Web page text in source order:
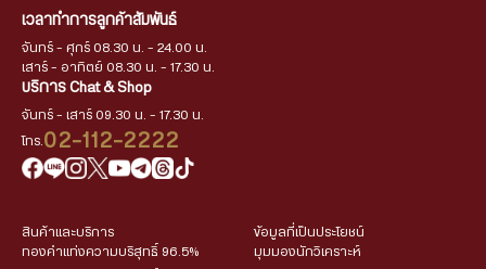
เวลาทำการลูกค้าสัมพันธ์
จันทร์ - ศุกร์ 08.30 น. - 24.00 น.
เสาร์ - อาทิตย์ 08.30 น. - 17.30 น.
บริการ Chat & Shop
จันทร์ - เสาร์ 09.30 น. - 17.30 น.
โทร. 02-112-2222
สินค้าและบริการ
ทองคำแท่งความบริสุทธิ์ 96.5%
ข้อมูลที่เป็นประโยชน์
มุมมองนักวิเคราะห์